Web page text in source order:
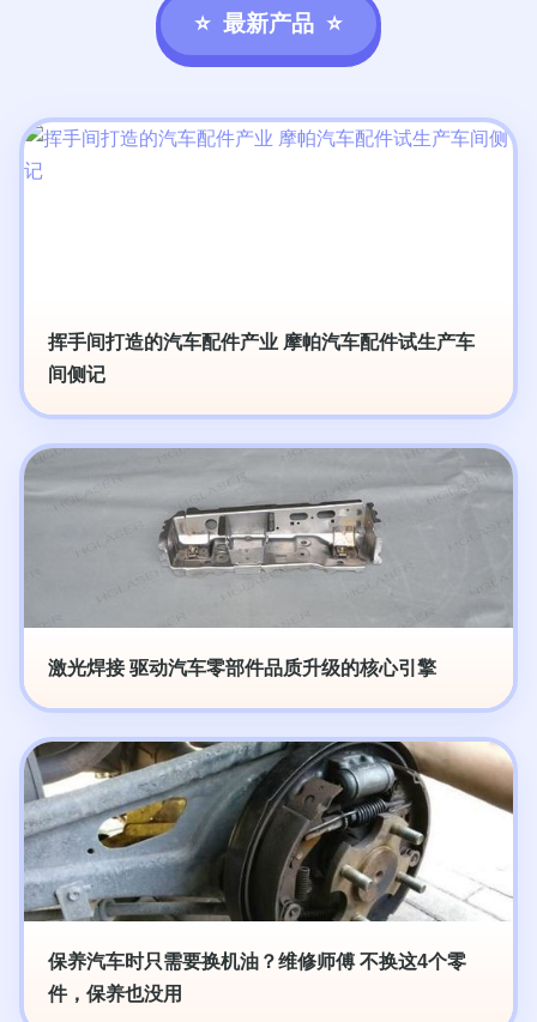
最新产品
挥手间打造的汽车配件产业 摩帕汽车配件试生产车
间侧记
激光焊接 驱动汽车零部件品质升级的核心引擎
保养汽车时只需要换机油？维修师傅 不换这4个零
件，保养也没用